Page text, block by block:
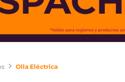
Olla Eléctrica